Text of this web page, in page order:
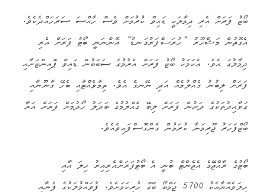
ބޯޓު ފަރަށް އެރި ދިމާލަކީ ޑައިވް ކުރުމަށް ވެސް ހާއްސަ ސަރަހައްދެކެވެ.
އެގޮތުން މަޝްހޫރު “ހުރަސްފަރުގަނޑު” އޮންނަނީ ބޯޓު ފަރަށް އެރި
ދިމާލުގަ އެވެ. އެކަމަކު ބޯޓު ފަރަށް އެރުމުގެ ސަބަބުން ޑައިވް ޕޮއިންޓަށާއި
ފަރަށް ލިބުނު ގެއްލުމެއް އަދި ނޭނގެ އެވެ. ތިމާވެއްޓާއި ބެހޭ ގާނޫނާއި
ގަވާއިދުތަކުގެ ދަށުން ފަރަށް ލިބޭ ގެއްލުމުގެ ބަދަލު ހޯދުމަށް ފަރަށް އަރާ
ބޯޓްފަހަރު ޖޫރިމަނާ ކުރަމުން ގެންގޮސްފައިވެއެވެ.
‎ބޯޓުގެ ރާއްޖޭގެ އެޖެންޓް ބުނީ އެ ބޯޓުފަރަށްއެރިއިރު ހިލަ އާއި
ހިލަވެއްޔާއެކު 5700 ޖަމްބޯ ބޭގް ހުރިކަމަށެވެ. ‎ފުވައްމުލަކުގެ ފެނާއި